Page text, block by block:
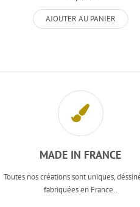
AJOUTER AU PANIER
MADE IN FRANCE
Toutes nos créations sont uniques,
fabriquées en France..